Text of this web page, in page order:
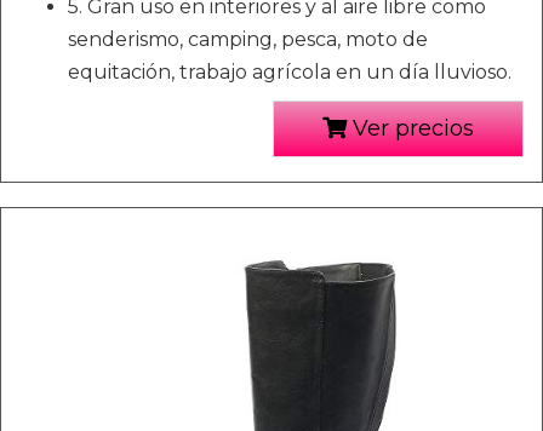
5. Gran uso en interiores y al aire libre como
senderismo, camping, pesca, moto de
equitación, trabajo agrícola en un día lluvioso.
Ver precios